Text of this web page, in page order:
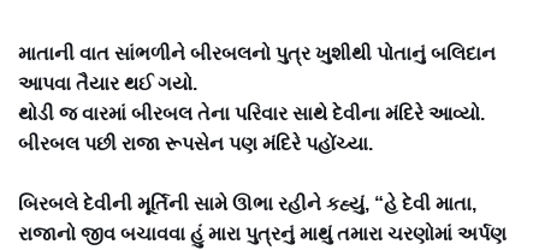
માતાની વાત સાંભળીને બીરબલનો પુત્ર ખુશીથી પોતાનું બલિદાન
આપવા તૈયાર થઈ ગયો.
થોડી જ વારમાં બીરબલ તેના પરિવાર સાથે દેવીના મંદિરે આવ્યો.
બીરબલ પછી રાજા રૂપસેન પણ મંદિરે પહોંચ્યા.
બિરબલે દેવીની મૂર્તિની સામે ઊભા રહીને કહ્યું, “હે દેવી માતા,
રાજાનો જીવ બચાવવા હું મારા પુત્રનું માથું તમારા ચરણોમાં અર્પણ